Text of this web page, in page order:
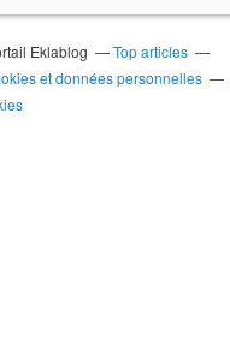
Eklablog
Top articles
et données personnelles